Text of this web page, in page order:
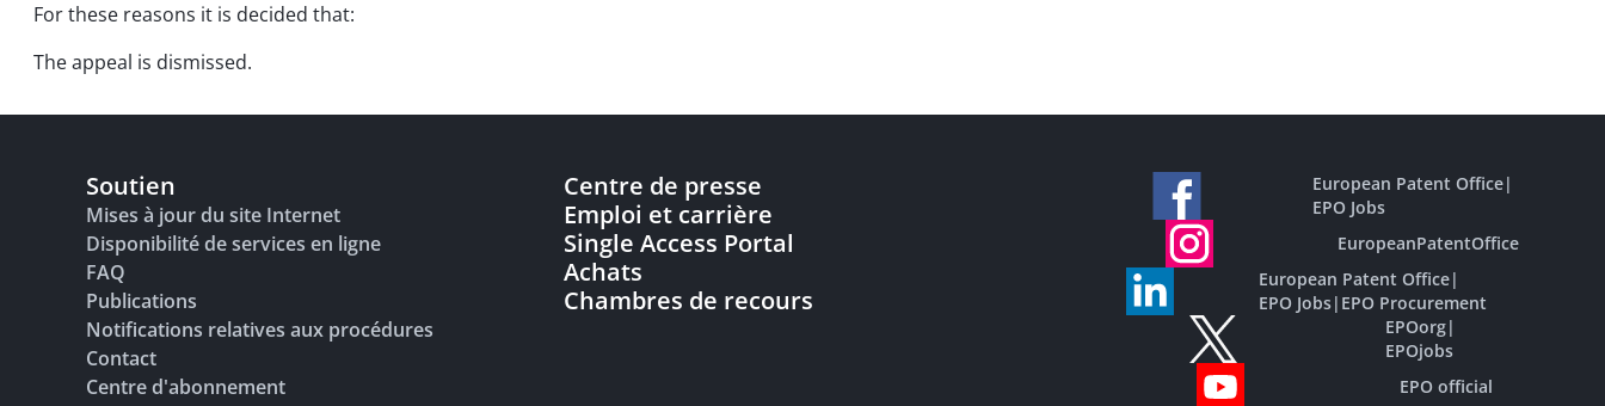
For these reasons it is decided that:
The appeal is dismissed.
Soutien
Mises à jour du site Internet
Disponibilité de services en ligne
FAQ
Publications
Notifications relatives aux procédures
Contact
Centre d'abonnement
Centre de presse
Emploi et carrière
Single Access Portal
Achats
Chambres de recours
European Patent Office|
EPO Jobs
EuropeanPatentOffice
European Patent Office|
EPO Jobs| EPO Procurement
EPOorg|
EPOjobs
EPO official